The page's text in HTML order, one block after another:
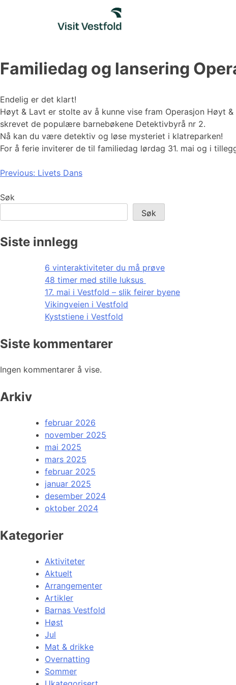
Familiedag og lansering
Endelig er det klart!
Høyt & Lavt er stolte av å kunne vise fram Operasjon Høyt
skrevet de populære barnebøkene Detektivbyrå nr 2.
Nå kan du være detektiv og løse mysteriet i klatreparken!
For å ferie inviterer de til familiedag lørdag 31. mai og i
Innleggsnavigasjon
Previous: Livets Dans
Søk
Søk
Siste innlegg
6 vinteraktiviteter du må prøve
48 timer med stille luksus
17. mai i Vestfold – slik feirer byene
Vikingveien i Vestfold
Kyststiene i Vestfold
Siste kommentarer
Ingen kommentarer å vise.
Arkiv
februar 2026
november 2025
mai 2025
mars 2025
februar 2025
januar 2025
desember 2024
oktober 2024
Kategorier
Aktiviteter
Aktuelt
Arrangementer
Artikler
Barnas Vestfold
Høst
Jul
Mat & drikke
Overnatting
Sommer